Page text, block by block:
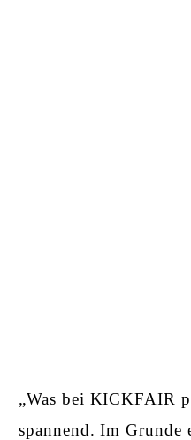
„Was bei KICKFAIR
spannend. Im Grunde